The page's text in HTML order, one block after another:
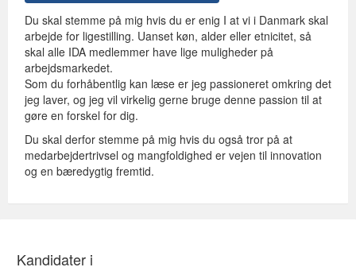
Du skal stemme på mig hvis du er enig I at vi i Danmark skal
arbejde for ligestilling. Uanset køn, alder eller etnicitet, så
skal alle IDA medlemmer have lige muligheder på
arbejdsmarkedet.
Som du forhåbentlig kan læse er jeg passioneret omkring det
jeg laver, og jeg vil virkelig gerne bruge denne passion til at
gøre en forskel for dig.
Du skal derfor stemme på mig hvis du også tror på at
medarbejdertrivsel og mangfoldighed er vejen til innovation
og en bæredygtig fremtid.
Kandidater i